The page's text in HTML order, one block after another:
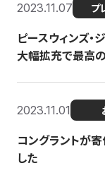
2023.11.07 プ
ピースウィンズ
大幅拡充で最高
2023.11.01
コングラントが
した